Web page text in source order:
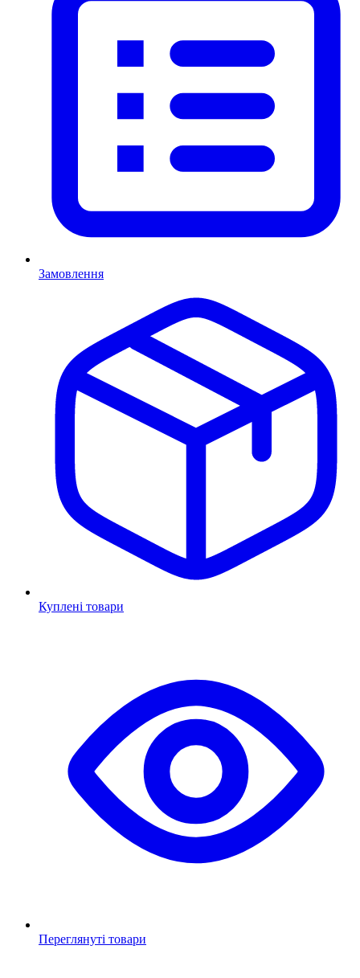
Замовлення
Куплені товари
Переглянуті товари